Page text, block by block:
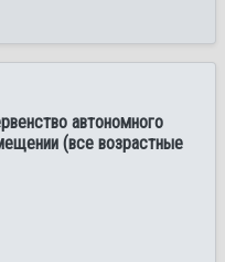
автономного
(все возрастные